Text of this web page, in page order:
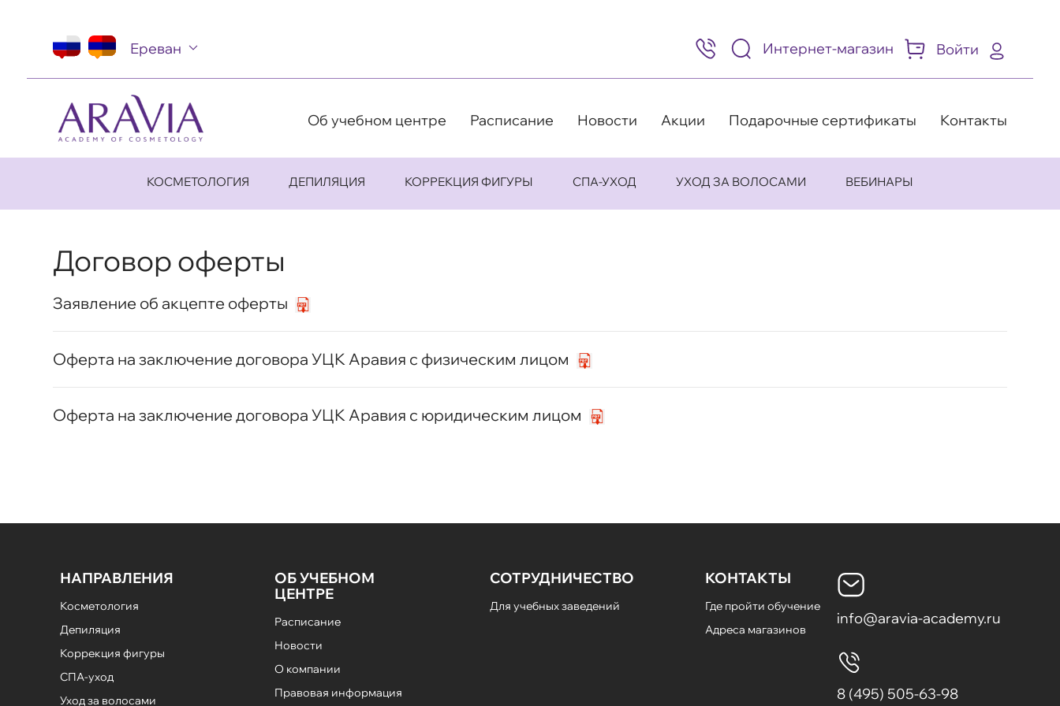
Ереван
8
(495)
505-
Интернет-магазин Войти
Об учебном центре Расписание Новости Акции Подарочные сертификаты Контакты
КОСМЕТОЛОГИЯ ДЕПИЛЯЦИЯ КОРРЕКЦИЯ ФИГУРЫ СПА-УХОД УХОД ЗА ВОЛОСАМИ ВЕБИНАРЫ
Договор оферты
Заявление об акцепте оферты
Оферта на заключение договора УЦК Аравия с физическим лицом
Оферта на заключение договора УЦК Аравия с юридическим лицом
НАПРАВЛЕНИЯ
Косметология
Депиляция
Коррекция фигуры
СПА-уход
Уход за волосами
ОБ УЧЕБНОМ
ЦЕНТРЕ
Расписание
Новости
О компании
Правовая информация
СОТРУДНИЧЕСТВО
Для учебных заведений
КОНТАКТЫ
Где пройти обучение
Адреса магазинов
info@aravia-academy.ru
8 (495) 505-63-98